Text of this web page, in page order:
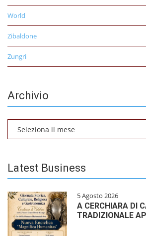
World
Zibaldone
Zungri
Archivio
Latest Business
5 Agosto 2026
A CERCHIARA DI
TRADIZIONALE